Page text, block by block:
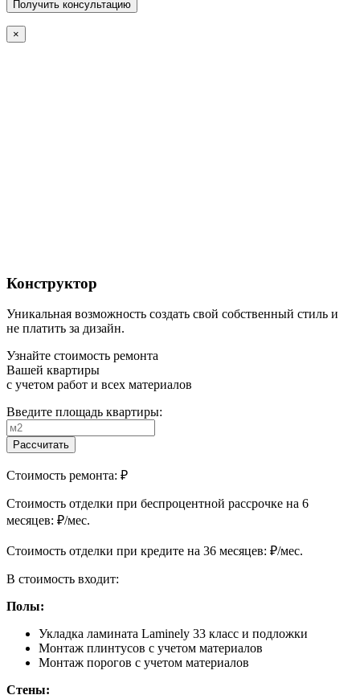
×
Конструктор
Уникальная возможность создать свой собственный стиль и
не платить за дизайн.
Узнайте стоимость ремонта
Вашей квартиры
с учетом работ и всех материалов
Введите площадь квартиры:
Рассчитать
Стоимость ремонта: ₽
Cтоимость отделки при беспроцентной рассрочке на 6
месяцев: ₽/мес.
Cтоимость отделки при кредите на 36 месяцев: ₽/мес.
В стоимость входит:
Полы:
Укладка ламината Laminely 33 класс и подложки
Монтаж плинтусов с учетом материалов
Монтаж порогов с учетом материалов
Стены: